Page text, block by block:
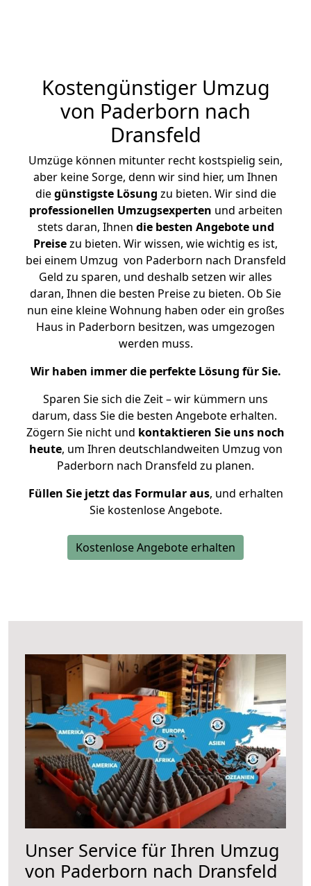
Kostengünstiger Umzug
von Paderborn nach
Dransfeld
Umzüge können mitunter recht kostspielig sein,
aber keine Sorge, denn wir sind hier, um Ihnen
diegünstigste Lösung zu bieten. Wir sind die
professionellen Umzugsexperten und arbeiten
stets daran, Ihnen die besten Angebote und
Preisezu bieten. Wir wissen, wie wichtig es ist,
bei einem Umzug von Paderborn nach Dransfeld
Geld zu sparen, und deshalb setzen wir alles
daran, Ihnen die besten Preise zu bieten. Ob Sie
nun eine kleine Wohnung haben oder ein großes
Haus in Paderborn besitzen, was umgezogen
werden muss.
Wir haben immer die perfekte Lösung für Sie.
Sparen Sie sich die Zeit – wir kümmern uns
darum, dass Sie die besten Angebote erhalten.
Zögern Sie nicht und kontaktieren Sie uns noch
heute, um Ihren deutschlandweiten Umzug von
Paderborn nach Dransfeld zu planen.
Füllen Sie jetzt das Formular aus, und erhalten
Sie kostenlose Angebote.
Kostenlose Angebote erhalten
Unser Service für Ihren Umzug
von Paderborn nach Dransfeld